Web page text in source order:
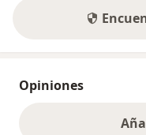
Opiniones